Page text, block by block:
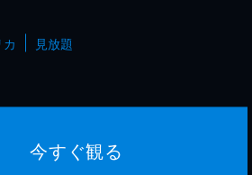
見放題
今すぐ観る